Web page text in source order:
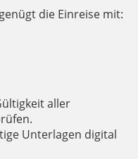
die Einreise mit:
aller
Unterlagen digital